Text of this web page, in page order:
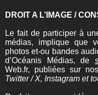
DROIT A L’IMAGE /
Le fait de participer à
médias, implique que
photos et-ou bandes
d’Océanis Médias, de
Web.fr, publiées sur
Twitter / X, Instagram et